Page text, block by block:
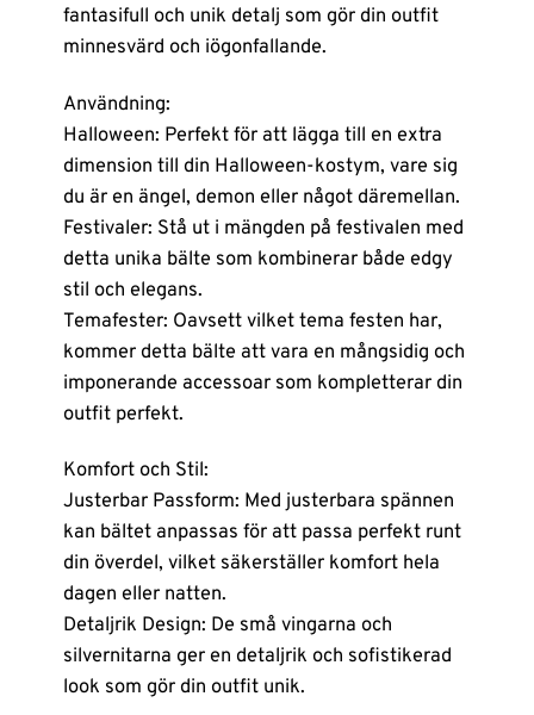
fantasifull och unik detalj som gör din outfit
minnesvärd och iögonfallande.
Användning:
Halloween: Perfekt för att lägga till en extra
dimension till din Halloween-kostym, vare sig
du är en ängel, demon eller något däremellan.
Festivaler: Stå ut i mängden på festivalen med
detta unika bälte som kombinerar både edgy
stil och elegans.
Temafester: Oavsett vilket tema festen har,
kommer detta bälte att vara en mångsidig och
imponerande accessoar som kompletterar din
outfit perfekt.
Komfort och Stil:
Justerbar Passform: Med justerbara spännen
kan bältet anpassas för att passa perfekt runt
din överdel, vilket säkerställer komfort hela
dagen eller natten.
Detaljrik Design: De små vingarna och
silvernitarna ger en detaljrik och sofistikerad
look som gör din outfit unik.